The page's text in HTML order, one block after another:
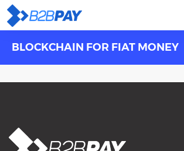
TIETOA RATKAISUT VIRTUAALIPANKKIHINNOITTELU
BLOCKCHAIN FOR FIAT MONEY